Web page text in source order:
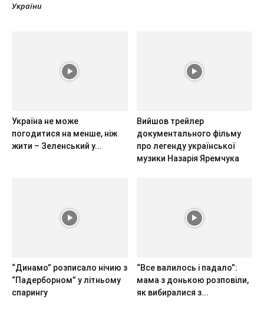
України
Україна не може
погодитися на менше, ніж
жити – Зеленський у...
Вийшов трейлер
документального фільму
про легенду української
музики Назарія Яремчука
“Динамо” розписало нічию з
“Падерборном” у літньому
спарингу
“Все валилось і падало”:
мама з донькою розповіли,
як вибиралися з...